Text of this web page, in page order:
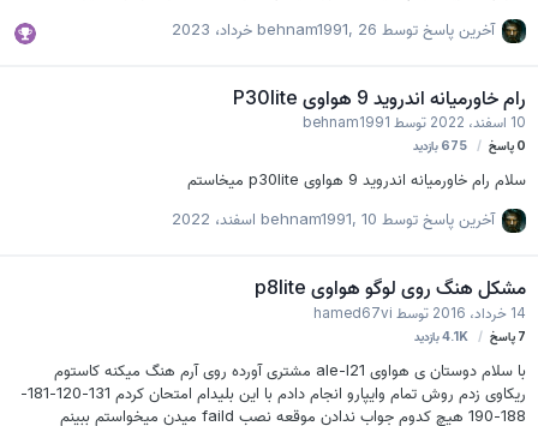
آخرین پاسخ توسط behnam1991 ,26 خرداد، 2023
رام خاورمیانه اندروید 9 هواوی P30lite
10 اسفند، 2022 توسطbehnam1991
0پاسخ 675بازدید
سلام رام خاورمیانه اندروید 9 هواوی p30lite میخاستم
آخرین پاسخ توسط behnam1991 ,10 اسفند، 2022
مشکل هنگ روی لوگو هواوی p8lite
14 خرداد، 2016 توسط hamed67vi
7پاسخ 4.1Kبازدید
با سلام دوستان ی هواوی ale-l21 مشتری آورده روی آرم هنگ میکنه کاستوم
ریکاوی زدم روش تمام وایپارو انجام دادم با این بلیدام امتحان کردم 131-120-181-
188-190 هیچ کدوم جواب ندادن موقعه نصب faild میدن میخواستم ببینم